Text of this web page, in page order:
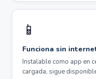
📱
Funciona sin
Instalable como app en
cargada, sigue